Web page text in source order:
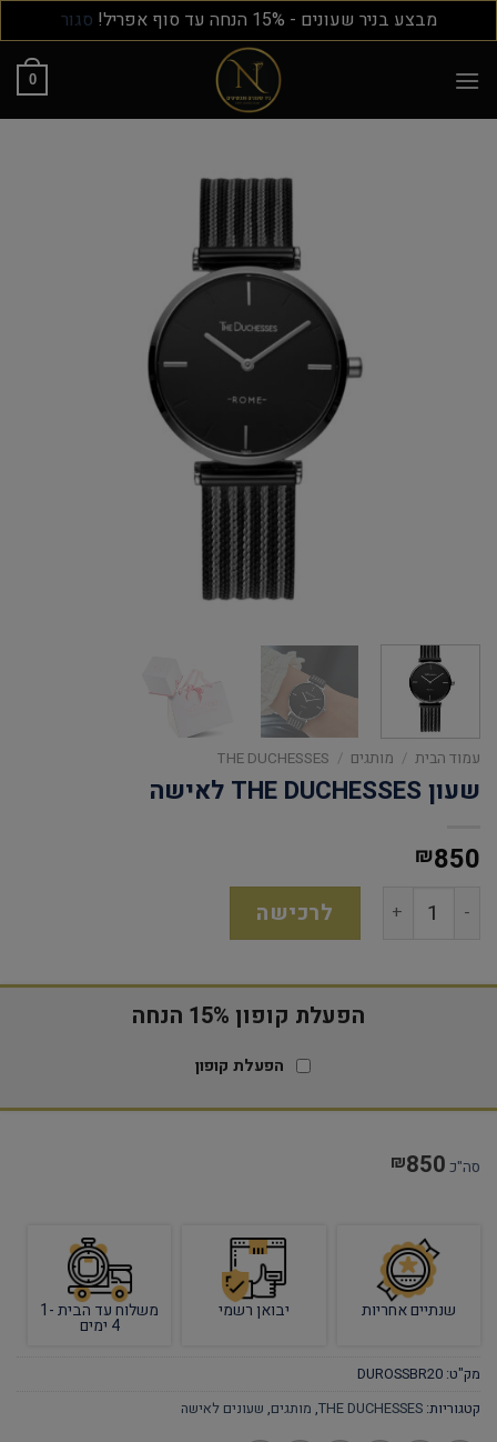
מבצע בניר שעונים - 15% הנחה עד סוף אפריל! סגור
0
עמוד הבית / מותגים /
THE DUCHESSES
שעון THE DUCHESSES לאישה
₪850
לרכישה
הפעלת קופון 15% הנחה
הפעלת קופון
סה"כ ₪850
שנתיים אחריות יבואן רשמי משלוח עד הבית 1-
4 ימים
מק"ט: DUROSSBR20
קטגוריות: THE DUCHESSES
, מותגים, שעונים לאישה